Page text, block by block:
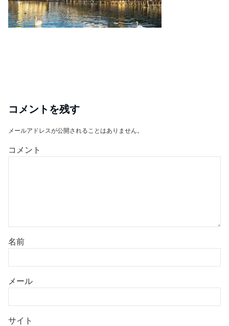
コメントを残す
メールアドレスが公開されることはありません。
コメント
名前
メール
サイト